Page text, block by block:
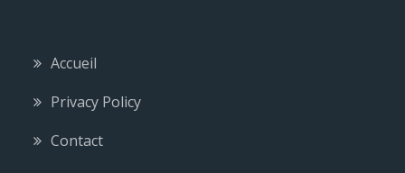
Accueil
Privacy Policy
Contact